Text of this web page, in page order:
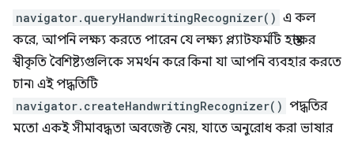
navigator.queryHandwritingRecognizer() এ কল
করে, আপনি লক্ষ্য করতে পারেন যে লক্ষ্য প্ল্যাটফর্মটি হস্তাক্ষর
স্বীকৃতি বৈশিষ্ট্যগুলিকে সমর্থন করে কিনা যা আপনি ব্যবহার করতে
চান৷ এই পদ্ধতিটি
navigator.createHandwritingRecognizer() পদ্ধতির
মতো একই সীমাবদ্ধতা অবজেক্ট নেয়, যাতে অনুরোধ করা ভাষার